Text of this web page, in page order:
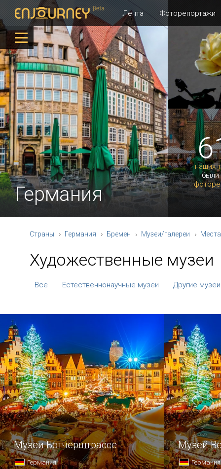
Лента Фоторепортажи
наших
были
Германия
Страны Германия Бремен Музеи/галереи Места
Художественные музеи
Все Естественнонаучные музеи Другие музеи
Музеи Ботчерштрассе
Германия
Музей
Германия